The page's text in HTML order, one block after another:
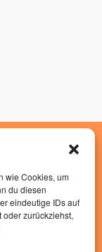
wie Cookies, um
du diesen
eindeutige IDs auf
zurückziehst,